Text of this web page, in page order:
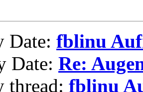
Date: fblinu
Date: Re:
thread: fblinu